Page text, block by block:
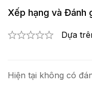
Xếp hạng và Đánh
Dựa
Hiện tại không có